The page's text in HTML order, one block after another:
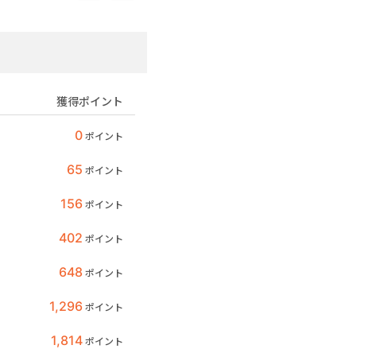
獲得ポイント
0 ポイント
65 ポイント
156 ポイント
402 ポイント
648 ポイント
1,296 ポイント
1,814 ポイント